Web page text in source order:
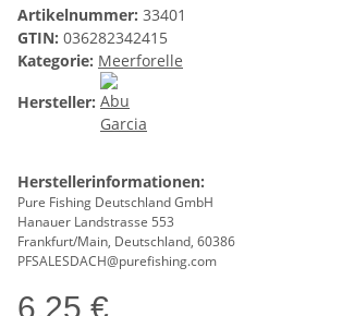
Artikelnummer: 33401
GTIN: 036282342415
Kategorie: Meerforelle
Hersteller:
Herstellerinformationen:
Pure Fishing Deutschland GmbH
Hanauer Landstrasse 553
Frankfurt/Main, Deutschland, 60386
PFSALESDACH@purefishing.com
6,25 €